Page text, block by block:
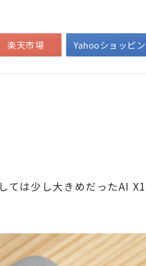
楽天市場 Yahooショッピ
は少し大きめだったAI